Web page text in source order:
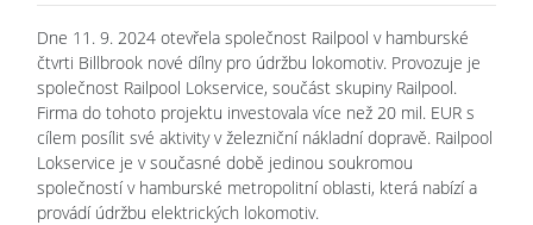
Dne 11. 9. 2024 otevřela společnost Railpool v hamburské
čtvrti Billbrook nové dílny pro údržbu lokomotiv. Provozuje je
společnost Railpool Lokservice, součást skupiny Railpool.
Firma do tohoto projektu investovala více než 20 mil. EUR s
cílem posílit své aktivity v železniční nákladní dopravě. Railpool
Lokservice je v současné době jedinou soukromou
společností v hamburské metropolitní oblasti, která nabízí a
provádí údržbu elektrických lokomotiv.